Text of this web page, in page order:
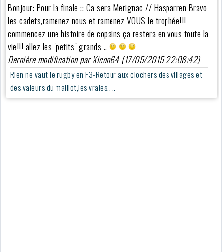
Bonjour: Pour la finale :: Ca sera Merignac // Hasparren Bravo
les cadets,ramenez nous et ramenez VOUS le trophée!!!
commencez une histoire de copains ça restera en vous toute la
vie!!! allez les "petits" grands ..
Dernière modification par Xicon64 (17/05/2015 22:08:42)
Rien ne vaut le rugby en F3-Retour aux clochers des villages et
des valeurs du maillot,les vraies.....